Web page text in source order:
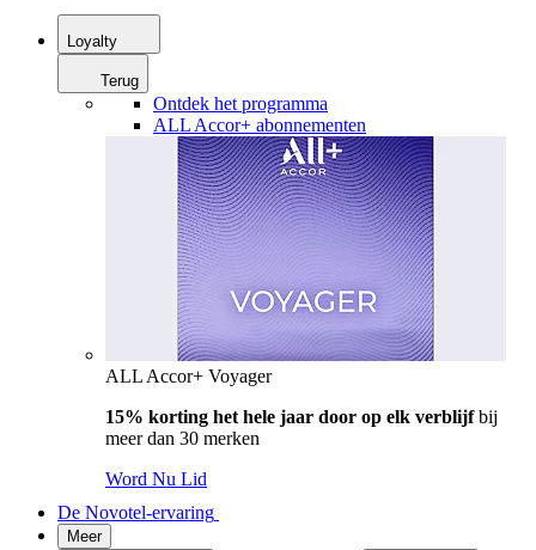
Loyalty
Terug
Ontdek het programma
ALL Accor+ abonnementen
ALL Accor+ Voyager
15% korting het hele jaar door op elk verblijfbij
meer dan 30 merken
Word Nu Lid
De Novotel-ervaring
Meer